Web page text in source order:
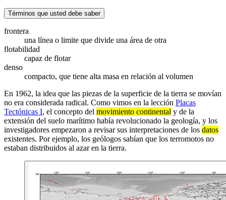
Términos que usted debe saber
frontera
una línea o limite que divide una área de otra
flotabilidad
capaz de flotar
denso
compacto, que tiene alta masa en relación al volumen
En 1962, la idea que las piezas de la superficie de la tierra se movían
no era considerada radical. Como vimos en la lección Placas
Tectónicas I, el concepto del movimiento continental y de la
extensión del suelo marítimo había revolucionado la geología, y los
investigadores empezaron a revisar sus interpretaciones de los datos
existentes. Por ejemplo, los geólogos sabían que los terromotos no
estaban distribuidos al azar en la tierra.